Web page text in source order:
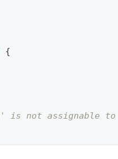
{
not assignable to